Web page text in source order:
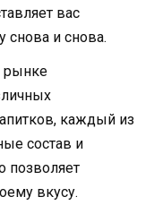
вас
снова и снова.
рынке
каждый из
состав и
позволяет
вкусу.